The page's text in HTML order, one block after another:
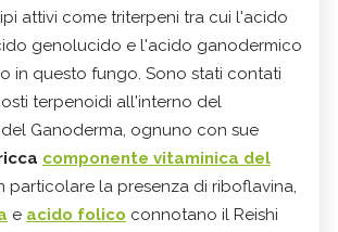
attivi come triterpeni tra cui l'acido
genolucido e l'acido ganodermico
in questo fungo. Sono stati contati
terpenoidi all'interno del
Ganoderma, ognuno con sue
componente vitaminica del
particolare la presenza di riboflavina,
e acido folico connotano il Reishi